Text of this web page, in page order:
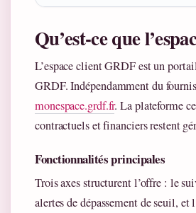
Qu’est-ce que
L’espace client GRDF est un
GRDF. Indépendamment du
monespace.grdf.fr. La plateforme
contractuels et financiers restent
Fonctionnalités principales
Trois axes structurent l’offre : le
alertes de dépassement de seuil, et